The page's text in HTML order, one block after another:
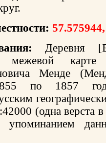
Деревня
межевой карте
Менде
по 1857
(одна верста